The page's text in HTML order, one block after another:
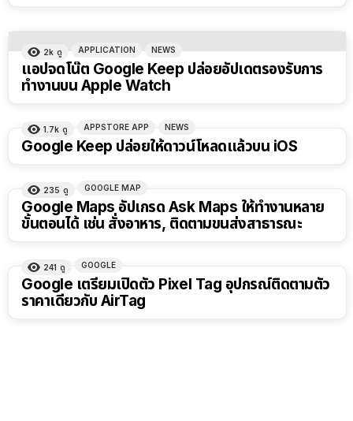
2k ดู APPLICATION NEWS
แอปจดโน๊ต Google Keep ปล่อยอัปเดตรองรับการ
ทำงานบน Apple Watch
1.7k ดู APPSTORE APP NEWS
Google Keep ปล่อยให้ดาวน์โหลดแล้วบน iOS
235 ดู GOOGLE MAP
Google Maps อัปเกรด Ask Maps ให้ทำงานหลาย
ขั้นตอนได้ เช่น สั่งอาหาร, ติดตามขนส่งสาธารณะ
241 ดู GOOGLE
Google เตรียมเปิดตัว Pixel Tag อุปกรณ์ติดตามตัว
ราคาเดียวกับ AirTag